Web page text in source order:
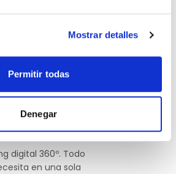
Mostrar detalles
Permitir todas
Denegar
digital 360º. Todo
en una sola